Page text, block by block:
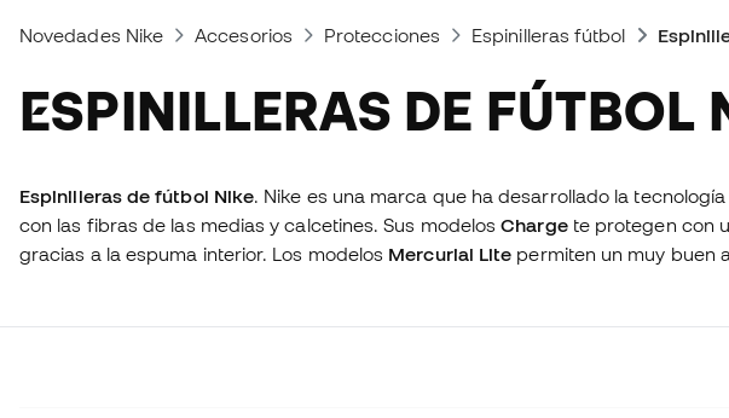
Novedades Nike Accesorios Protecciones Espinilleras fútbol
ESPINILLERAS DE FÚTBOL
Espinilleras de fútbol Nike. Nike es una marca que ha desarrollado la
con las fibras de las medias y calcetines. Sus modelosChargete protegen con
gracias a la espuma interior. Los modelos Mercurial Lite permiten un muy buen